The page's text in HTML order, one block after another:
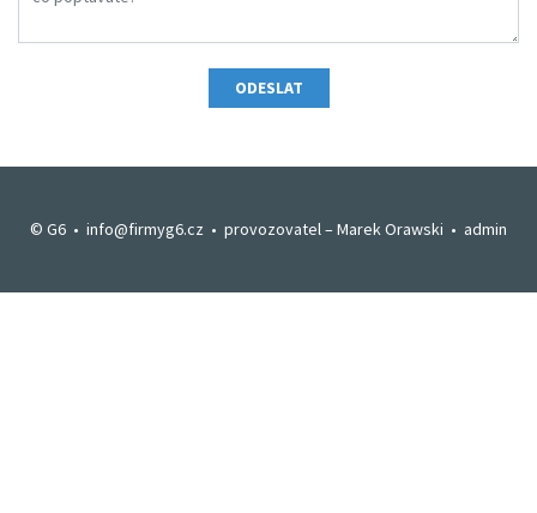
ODESLAT
© G6 • info@firmyg6.cz • provozovatel –Marek Orawski • admin